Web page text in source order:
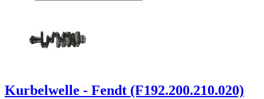
Kurbelwelle - Fendt (F192.200.210.020)